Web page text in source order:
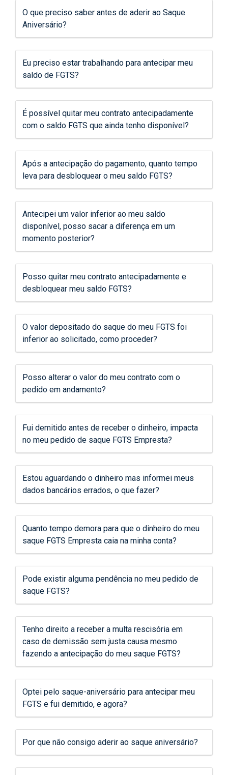
O que preciso saber antes de aderir ao Saque
Aniversário?
Eu preciso estar trabalhando para antecipar meu
saldo de FGTS?
É possível quitar meu contrato antecipadamente
com o saldo FGTS que ainda tenho disponível?
Após a antecipação do pagamento, quanto tempo
leva para desbloquear o meu saldo FGTS?
Antecipei um valor inferior ao meu saldo
disponível, posso sacar a diferença em um
momento posterior?
Posso quitar meu contrato antecipadamente e
desbloquear meu saldo FGTS?
O valor depositado do saque do meu FGTS foi
inferior ao solicitado, como proceder?
Posso alterar o valor do meu contrato com o
pedido em andamento?
Fui demitido antes de receber o dinheiro, impacta
no meu pedido de saque FGTS Empresta?
Estou aguardando o dinheiro mas informei meus
dados bancários errados, o que fazer?
Quanto tempo demora para que o dinheiro do meu
saque FGTS Empresta caia na minha conta?
Pode existir alguma pendência no meu pedido de
saque FGTS?
Tenho direito a receber a multa rescisória em
caso de demissão sem justa causa mesmo
fazendo a antecipação do meu saque FGTS?
Optei pelo saque-aniversário para antecipar meu
FGTS e fui demitido, e agora?
Por que não consigo aderir ao saque aniversário?